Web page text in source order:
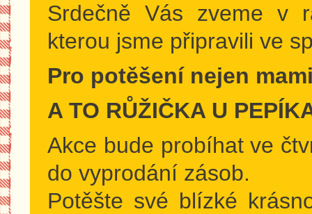
Srdečně Vás zveme v
kterou jsme připravili ve
Pro potěšení nejen
A TO RŮŽIČKA U
Akce bude probíhat ve
do vyprodání zásob.
Potěšte své blízké